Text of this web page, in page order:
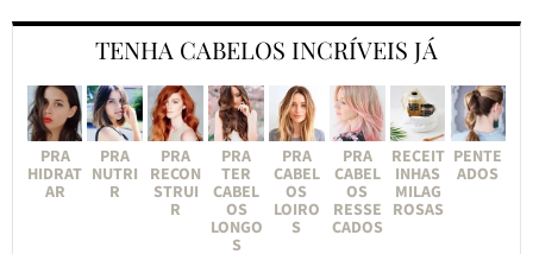
TENHA CABELOS INCRÍVEIS JÁ
PRA
HIDRAT
AR
PRA
NUTRI
R
PRA
RECON
STRUI
R
PRA
TER
CABEL
OS
LONGO
S
PRA
CABEL
OS
LOIRO
S
PRA
CABEL
OS
RESSE
CADOS
RECEIT
INHAS
MILAG
ROSAS
PENTE
ADOS